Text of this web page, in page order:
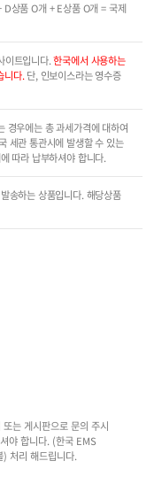
상품 O개 + E상품 O개 = 국제
이트입니다.한국에서 사용하는
니다.단, 인보이스라는 영수증
경우에는 총 과세가격에 대하여
세관 통관시에 발생할 수 있는
따라 납부하셔야 합니다.
송하는 상품입니다. 해당상품
는 게시판으로 문의 주시
야 합니다. (한국 EMS
처리 해드립니다.